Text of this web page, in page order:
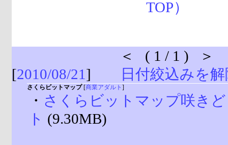
＜ ( 1 / 1 ) ＞
[2010/08/21 ] 日付絞込みを
さくらビットマップ[商業アダルト ]
・ さくらビットマップ咲き
ト (9.30MB)